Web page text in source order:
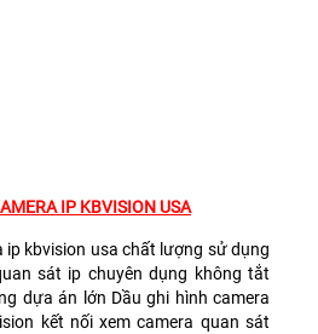
IP KBVISION USA
ip kbvision usa chất lượng sử dụng
sát ip chuyên dụng không tắt
dựa án lớn Dầu ghi hình camera
kết nối xem camera quan sát